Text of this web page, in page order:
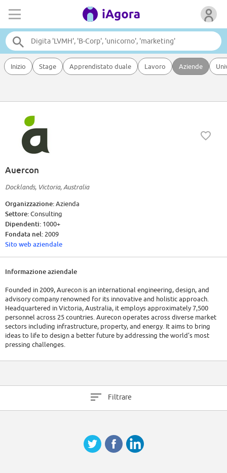
Inizio Stage Apprendistato duale Lavoro Aziende
Auercon
Docklands, Victoria, Australia
Organizzazione:Azienda
Settore:Consulting
Dipendenti: 1000+
Fondata nel: 2009
Sito web aziendale
Informazione aziendale
Founded in 2009, Aurecon is an international engineering, design, and
advisory company renowned for its innovative and holistic approach.
Headquartered in Victoria, Australia, it employs approximately 7,500
personnel across 25 countries. Aurecon operates across diverse market
sectors including infrastructure, property, and energy. It aims to bring
ideas to life to design a better future by addressing the world’s most
pressing challenges.
As of 2023, Aurecon had a revenue exceeding AUD 1 billion.
Filtrare